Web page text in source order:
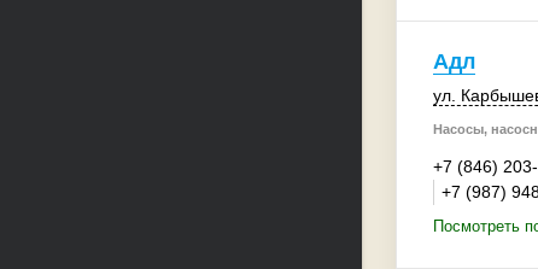
Адл
ул.
Насосы,
+7 (846)
+7 (987)
Посмотреть